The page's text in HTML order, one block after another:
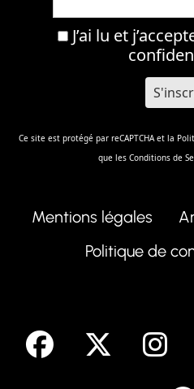
J’ai lu et
Ce site est protégé par reCAPTCHA et la
que les Conditions de
Mentions légales
Politique de
facebook